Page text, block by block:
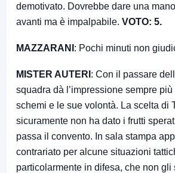
demotivato. Dovrebbe dare una
avanti ma è impalpabile. VOTO: 5.
MAZZARANI : Pochi minuti non
MISTER AUTERI : Con il passare
squadra dà l’impressione sempre
schemi e le sue volontà. La scelta di
sicuramente non ha dato i frutti
passa il convento. In sala stampa
contrariato per alcune situazioni
particolarmente in difesa, che non gli